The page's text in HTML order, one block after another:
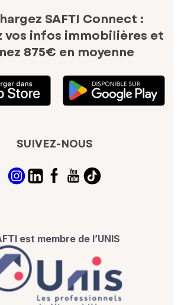
SAFTI Connect :
vos infos immobilières et
875€ en moyenne
SUIVEZ-NOUS
est membre de l’UNIS